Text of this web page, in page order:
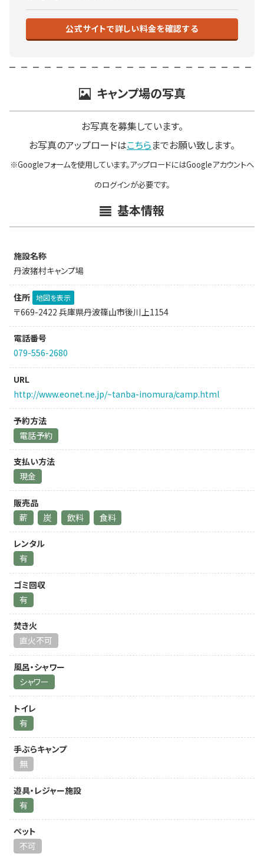
公式サイトで詳しい料金を確認する
キャンプ場の写真
お写真を募集しています。
お写真のアップロードはこちらまでお願い致します。
※Googleフォームを使用しています。アップロードにはGoogleアカウントへ
のログインが必要です。
基本情報
施設名称
丹波猪村キャンプ場
住所 地図を表示
〒669-2422 兵庫県丹波篠山市後川上1154
電話番号
079-556-2680
URL
http://www.eonet.ne.jp/~tanba-inomura/camp.html
予約方法
電話予約
支払い方法
現金
販売品
薪
炭 飲料 食料
レンタル
有
ゴミ回収
有
焚き火
直火不可
風呂・シャワー
シャワー
トイレ
有
手ぶらキャンプ
無
遊具・レジャー施設
有
ペット
不可